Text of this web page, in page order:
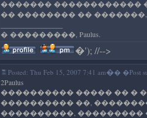
������� ������������
�� �������� ��
� ���������, Paulus.
�'); //-->
Posted: Thu Feb 15, 2007 7:41 am�� �Post
2Paulus
���������� ����� �� �
���������� ��,
����������, ���������